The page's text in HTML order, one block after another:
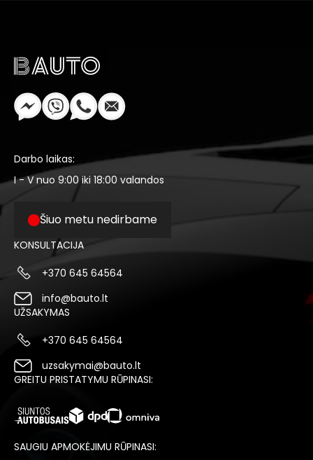
Darbo laikas:
I - V nuo 9:00 iki 18:00 valandos
Šiuo metu nedirbame
KONSULTACIJA
+370 645 64564
info@bauto.lt
UŽSAKYMAS
+370 645 64564
uzsakymai@bauto.lt
GREITU PRISTATYMU RŪPINASI:
SAUGIU APMOKĖJIMU RŪPINASI: